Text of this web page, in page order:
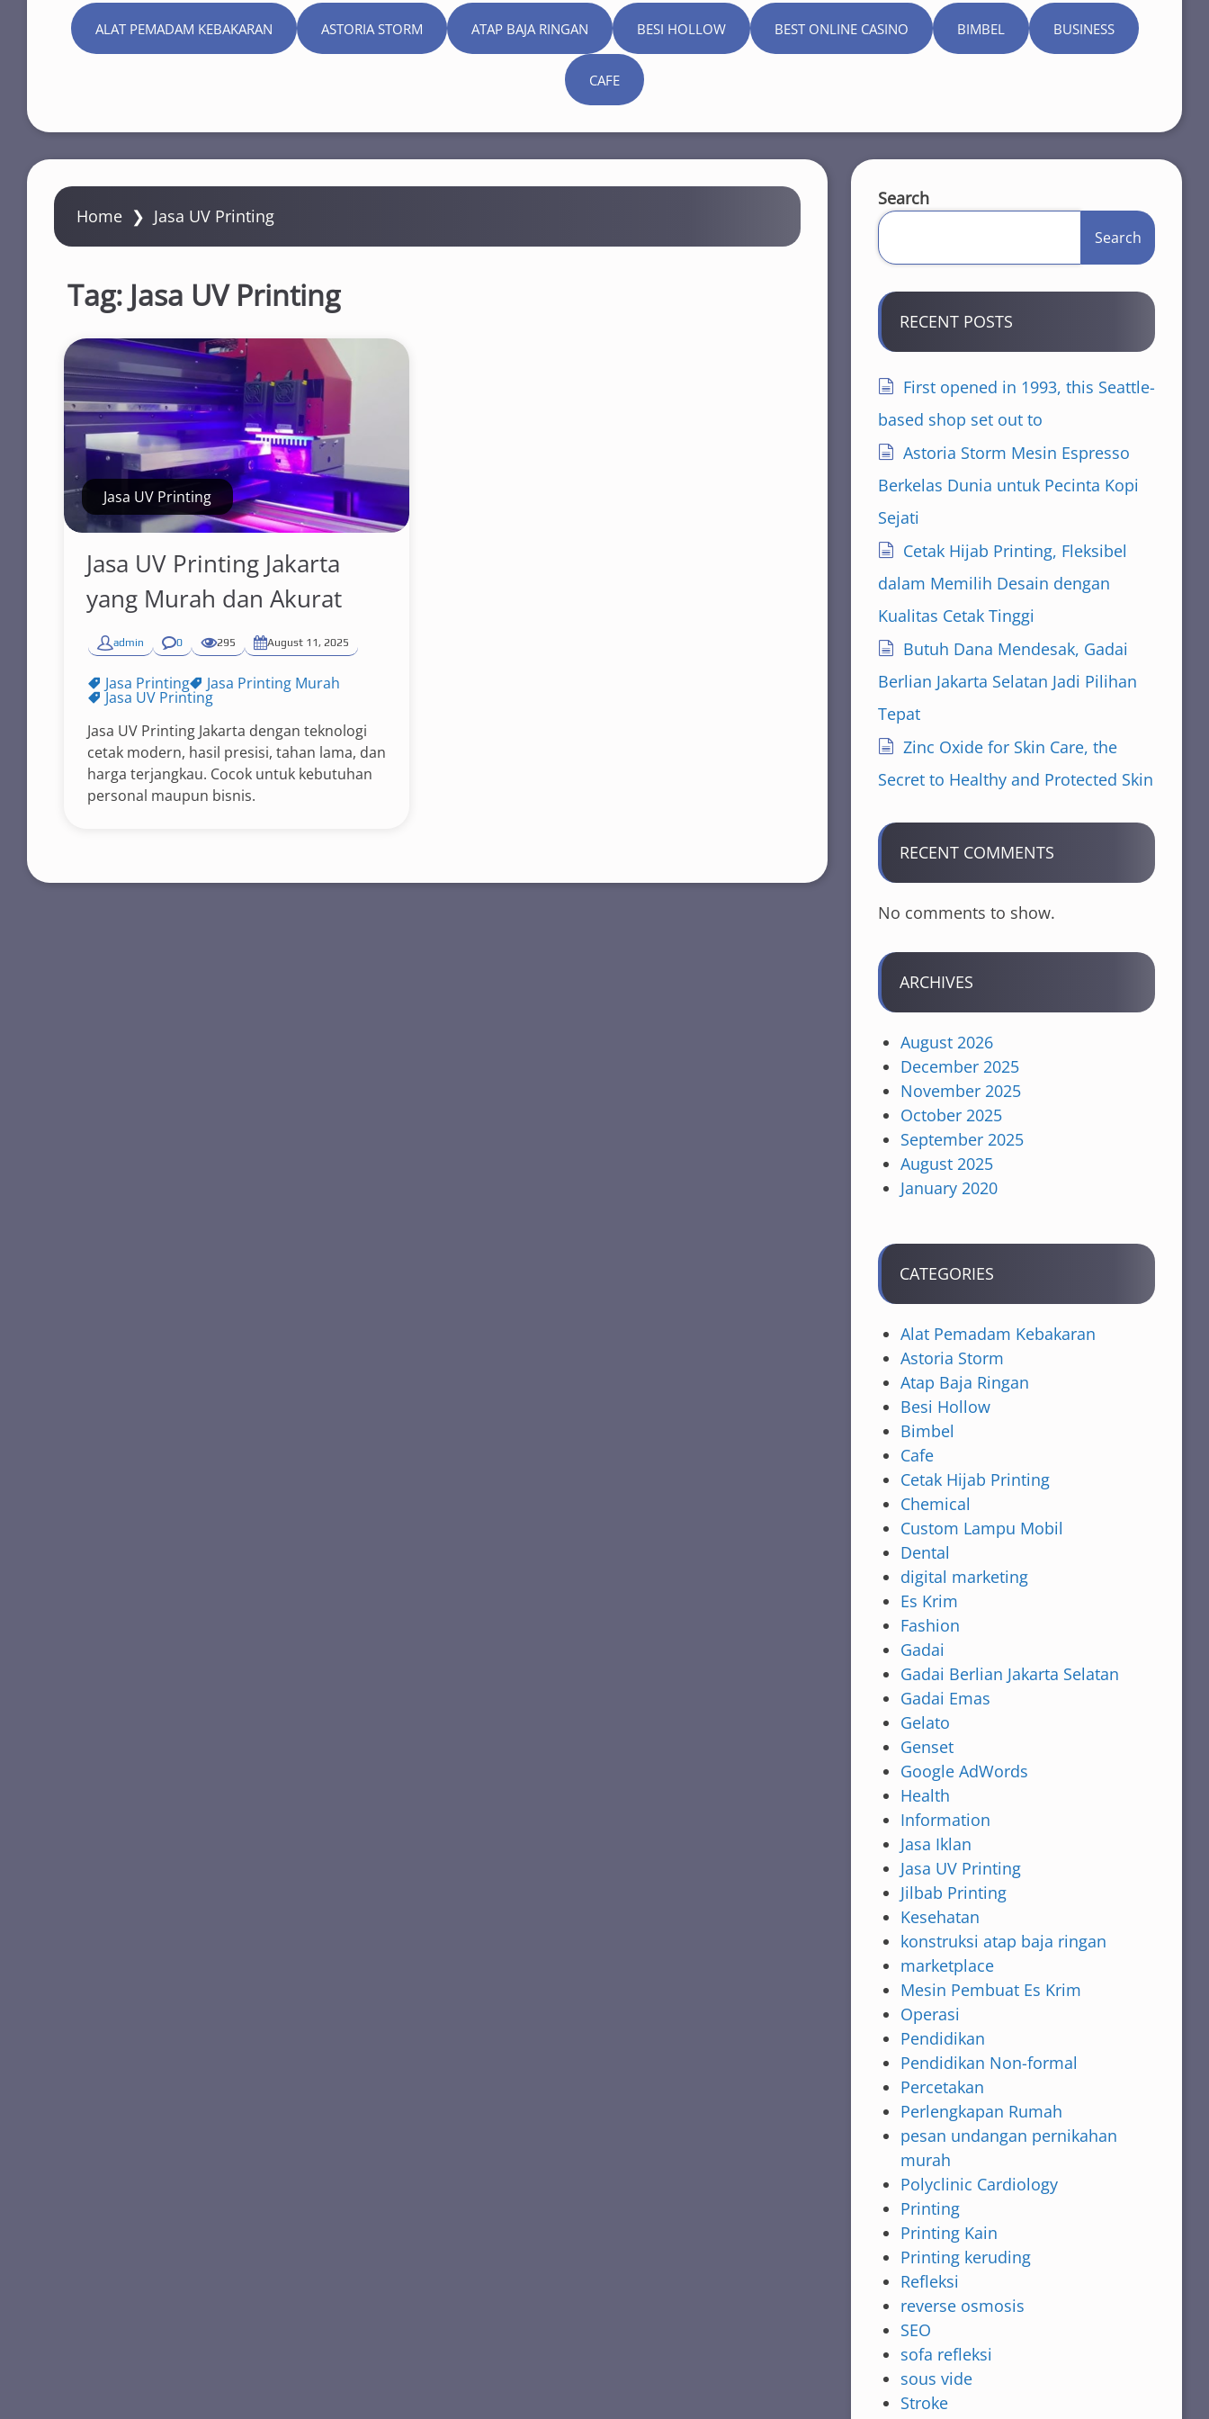
ALAT PEMADAM KEBAKARAN ASTORIA STORM ATAP BAJA RINGAN BESI HOLLOW BEST ONLINE CASINO BIMBEL BUSINESS
CAFE
Home ❯ Jasa UV Printing
Tag: Jasa UV Printing
Jasa UV Printing
Jasa UV Printing Jakarta
yang Murah dan Akurat
admin 0 295 August 11, 2025
Jasa Printing Jasa Printing Murah
Jasa UV Printing
Jasa UV Printing Jakarta dengan teknologi
cetak modern, hasil presisi, tahan lama, dan
harga terjangkau. Cocok untuk kebutuhan
personal maupun bisnis.
Search
Search
RECENT POSTS
First opened in 1993, this Seattle-
based shop set out to
Astoria Storm Mesin Espresso
Berkelas Dunia untuk Pecinta Kopi
Sejati
Cetak Hijab Printing, Fleksibel
dalam Memilih Desain dengan
Kualitas Cetak Tinggi
Butuh Dana Mendesak, Gadai
Berlian Jakarta Selatan Jadi Pilihan
Tepat
Zinc Oxide for Skin Care, the
Secret to Healthy and Protected Skin
RECENT COMMENTS
No comments to show.
ARCHIVES
August 2026
December 2025
November 2025
October 2025
September 2025
August 2025
January 2020
CATEGORIES
Alat Pemadam Kebakaran
Astoria Storm
Atap Baja Ringan
Besi Hollow
Bimbel
Cafe
Cetak Hijab Printing
Chemical
Custom Lampu Mobil
Dental
digital marketing
Es Krim
Fashion
Gadai
Gadai Berlian Jakarta Selatan
Gadai Emas
Gelato
Genset
Google AdWords
Health
Information
Jasa Iklan
Jasa UV Printing
Jilbab Printing
Kesehatan
konstruksi atap baja ringan
marketplace
Mesin Pembuat Es Krim
Operasi
Pendidikan
Pendidikan Non-formal
Percetakan
Perlengkapan Rumah
pesan undangan pernikahan
murah
Polyclinic Cardiology
Printing
Printing Kain
Printing keruding
Refleksi
reverse osmosis
SEO
sofa refleksi
sous vide
Stroke